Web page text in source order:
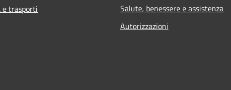
e trasporti
Salute, benessere e assistenza
Autorizzazioni